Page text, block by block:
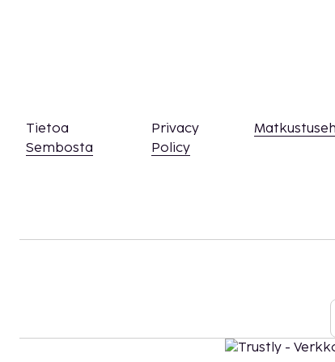
Majoituspaikassa on tarjolla
majoituspaikkaan. Yhteystiedot löytyvät
suoraan majoituspaikkaan käyttämällä
yhteystietoja.
Pysäköintialueella on korkeusrajoituksia.
seksuaaliseen suuntautumiseen tai
Tietoa
Sembosta
Privacy
Policy